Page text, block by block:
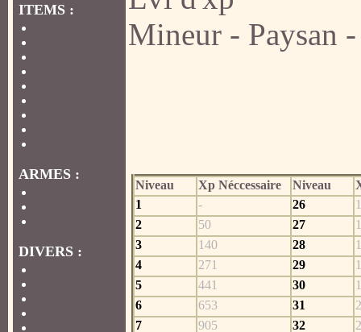
ITEMS :
ARMES :
DIVERS :
Mineur - Paysan
Niveau Xp Néccessaire Niveau
1
- 26
2
50 27
3
140 28
4
271 29
5
441 30
6
653 31
7
905 32